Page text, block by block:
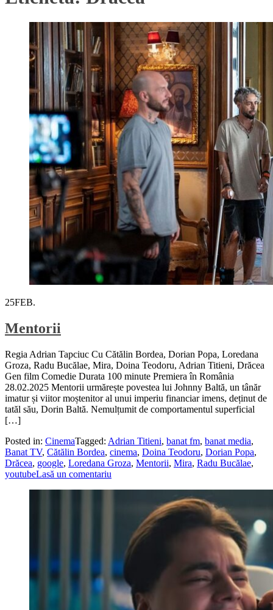
25FEB.
Mentorii
Regia Adrian Tapciuc Cu Cătălin Bordea, Dorian Popa, Loredana
Groza, Radu Bucălae, Mira, Doina Teodoru, Adrian Titieni, Drăcea
Gen film Comedie Durata 100 minute Premiera în România
28.02.2025 Mentorii urmărește povestea lui Johnny Baltă, un tânăr
imatur și viitor moștenitor al unui imperiu financiar imens, deținut de
tatăl său, Dorin Baltă. Nemulțumit de comportamentul superficial
[…]
Posted in: CinemaTagged: Adrian Titieni, banat fm, banat media,
Banat TV, Cătălin Bordea, cinema, Doina Teodoru, Dorian Popa,
Drăcea, google, Loredana Groza, Mentorii, Mira, Radu Bucălae,
youtubeLasă un comentariu